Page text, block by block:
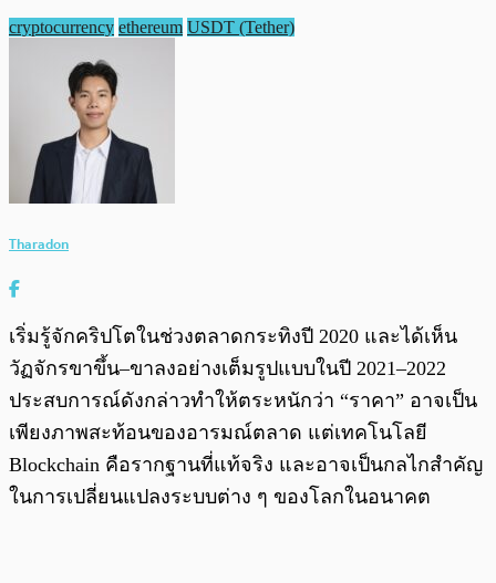
cryptocurrency ethereum USDT (Tether)
Tharadon
เริ่มรู้จักคริปโตในช่วงตลาดกระทิงปี 2020 และได้เห็น
วัฏจักรขาขึ้น–ขาลงอย่างเต็มรูปแบบในปี 2021–2022
ประสบการณ์ดังกล่าวทำให้ตระหนักว่า “ราคา” อาจเป็น
เพียงภาพสะท้อนของอารมณ์ตลาด แต่เทคโนโลยี
Blockchain คือรากฐานที่แท้จริง และอาจเป็นกลไกสำคัญ
ในการเปลี่ยนแปลงระบบต่าง ๆ ของโลกในอนาคต